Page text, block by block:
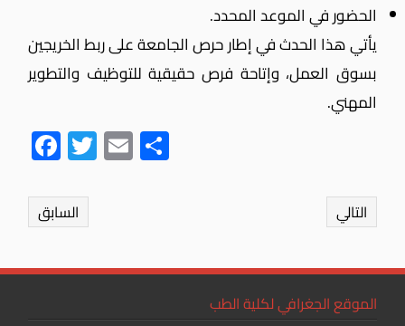
الحضور في الموعد المحدد.
يأتي هذا الحدث في إطار حرص الجامعة على ربط الخريجين
بسوق العمل، وإتاحة فرص حقيقية للتوظيف والتطوير
المهني.
Fac
ok
Twit
Ema
السابق التالي
الموقع الجغرافي لكلية الطب